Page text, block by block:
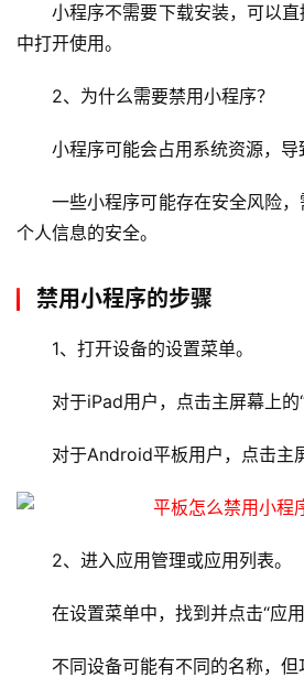
页
小程序不需要下载安装，可以
中打开使用。
2、为什么需要禁用小程序？
小程序可能会占用系统资源，导
一些小程序可能存在安全风险
个人信息的安全。
禁用小程序的步骤
1、打开设备的设置菜单。
对于iPad用户，点击主屏幕上的“
对于Android平板用户，点击主
2、进入应用管理或应用列表。
在设置菜单中，找到并点击“应用
不同设备可能有不同的名称，但